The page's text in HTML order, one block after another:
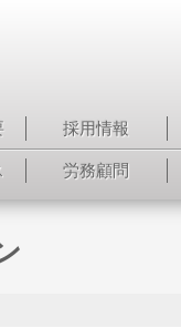
採用情報
労務顧問